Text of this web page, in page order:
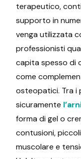
terapeutico,
supporto in
venga utilizzata
professionisti
capita spesso di
come
osteopatici. Tra i
sicuramente
forma di gel o
contusioni,
muscolare e